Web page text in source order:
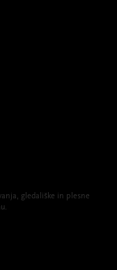
gledališke in plesne